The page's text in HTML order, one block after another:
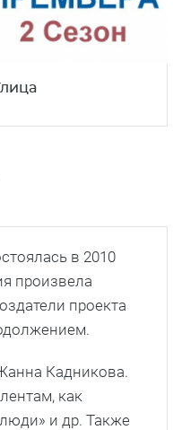
в 2010
произвела
проекта
Кадникова.
как
и др. Также